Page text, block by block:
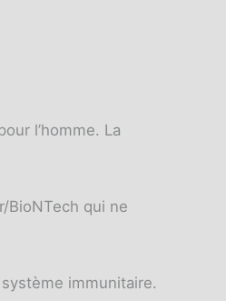
l’homme. La
BioNTech qui ne
immunitaire.